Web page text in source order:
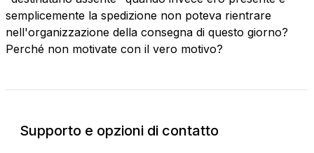
semplicemente la spedizione non poteva rientrare
nell'organizzazione della consegna di questo giorno?
Perché non motivate con il vero motivo?
Supporto e opzioni di contatto